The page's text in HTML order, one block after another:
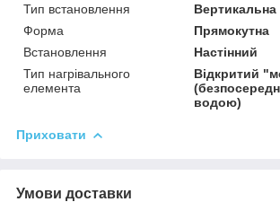
Тип встановлення
Вертикальна
Форма
Прямокутна
Встановлення
Настінний
Тип нагрівального
елемента
Відкритий
водою)
Приховати
Умови доставки